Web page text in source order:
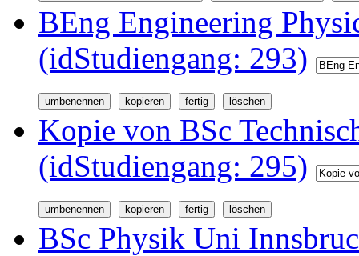
BEng Engineering
(idStudiengang: 293)
Kopie von BSc
(idStudiengang: 295)
BSc Physik Uni